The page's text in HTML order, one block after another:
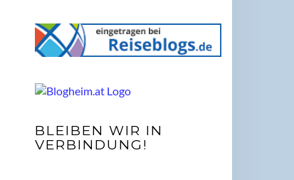
BLEIBEN WIR IN
VERBINDUNG!